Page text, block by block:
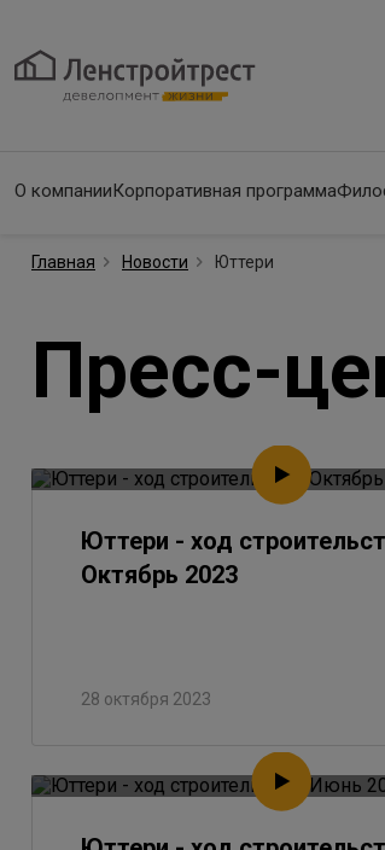
О компанииКорпоративная программа
Главная Новости Юттери
Пресс-
Юттери - ход
Октябрь 2023
28 октября 2023